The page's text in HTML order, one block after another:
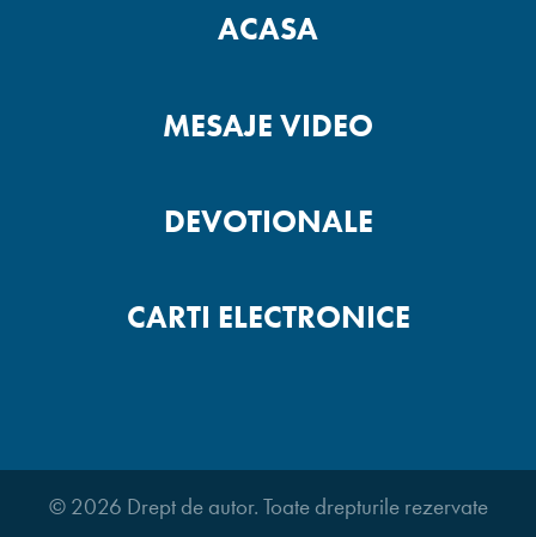
ACASA
MESAJE VIDEO
DEVOTIONALE
CARTI ELECTRONICE
© 2026 Drept de autor. Toate drepturile rezervate